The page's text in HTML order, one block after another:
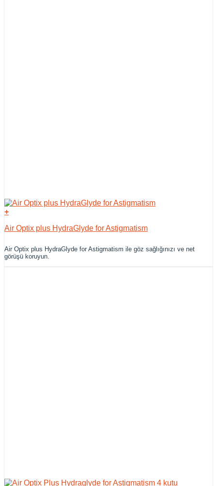
+
Air Optix plus HydraGlyde for Astigmatism
Air Optix plus HydraGlyde for Astigmatism ile göz sağlığınızı ve net
görüşü koruyun.